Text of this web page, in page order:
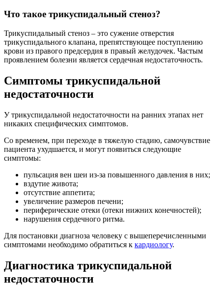
Что такое трикуспидальный стеноз?
Трикуспидальный стеноз – это сужение отверстия
трикуспидального клапана, препятствующее поступлению
крови из правого предсердия в правый желудочек. Частым
проявлением болезни является сердечная недостаточность.
Симптомы трикуспидальной
недостаточности
У трикуспидальной недостаточности на ранних этапах нет
никаких специфических симптомов.
Со временем, при переходе в тяжелую стадию, самочувствие
пациента ухудшается, и могут появиться следующие
симптомы:
пульсация вен шеи из-за повышенного давления в них;
вздутие живота;
отсутствие аппетита;
увеличение размеров печени;
периферические отеки (отеки нижних конечностей);
нарушения сердечного ритма.
Для постановки диагноза человеку с вышеперечисленными
симптомами необходимо обратиться к кардиологу.
Диагностика трикуспидальной
недостаточности